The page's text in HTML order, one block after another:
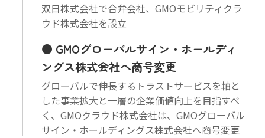
双日株式会社で合弁会社、GMOモビリティクラ
ウド株式会社を設立
GMOグローバルサイン・ホールディ
ングス株式会社へ商号変更
グローバルで伸長するトラストサービスを軸と
した事業拡大と一層の企業価値向上を目指すべ
く、GMOクラウド株式会社は、GMOグローバル
サイン・ホールディングス株式会社へ商号変更